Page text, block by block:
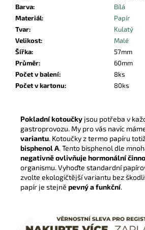
Pokladní kotoučky jsou potřeba v
gastroprovozu. My pro vás navíc
variantu. Kotoučky z termo papíru
bisphenol A. Tento bisphenol dle
negativně ovlivňuje hormonální
organismu. Vyhoďte standardní
zvolte ekologičtější variantu bez
papír je stejně pevný a funkční.
Barva:
Bílá
Materiál:
Papír
Tvar:
Kulatý
Velikost:
Malé
Šířka:
57mm
Průměr:
60mm
Počet v balení:
8ks
Počet v kartonu: 80ks
DIP
500ML
3,50
Kč